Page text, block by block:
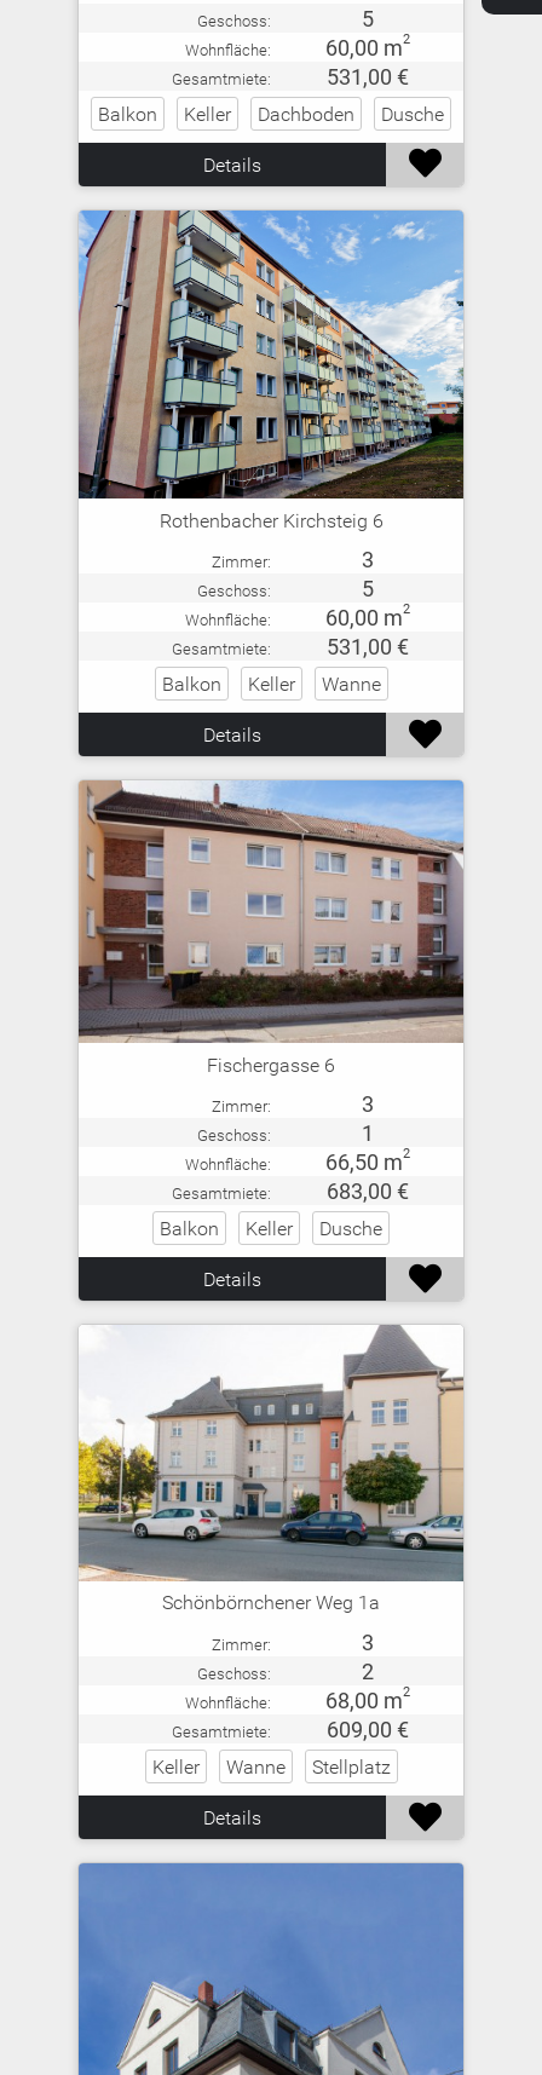
Geschoss: 5
Wohnfläche: 60,00 m2
Gesamtmiete: 531,00 €
Balkon Keller Dachboden
Dusche
Details

Rothenbacher Kirchsteig 6
Zimmer: 3
Geschoss: 5
Wohnfläche: 60,00 m2
Gesamtmiete: 531,00 €
Balkon Keller
Wanne
Details

Fischergasse 6
Zimmer: 3
Geschoss: 1
Wohnfläche: 66,50 m2
Gesamtmiete: 683,00 €
Balkon Keller
Dusche
Details

Schönbörnchener Weg 1a
Zimmer: 3
Geschoss: 2
Wohnfläche: 68,00 m2
Gesamtmiete: 609,00 €
Keller Wanne
Stellplatz
Details
